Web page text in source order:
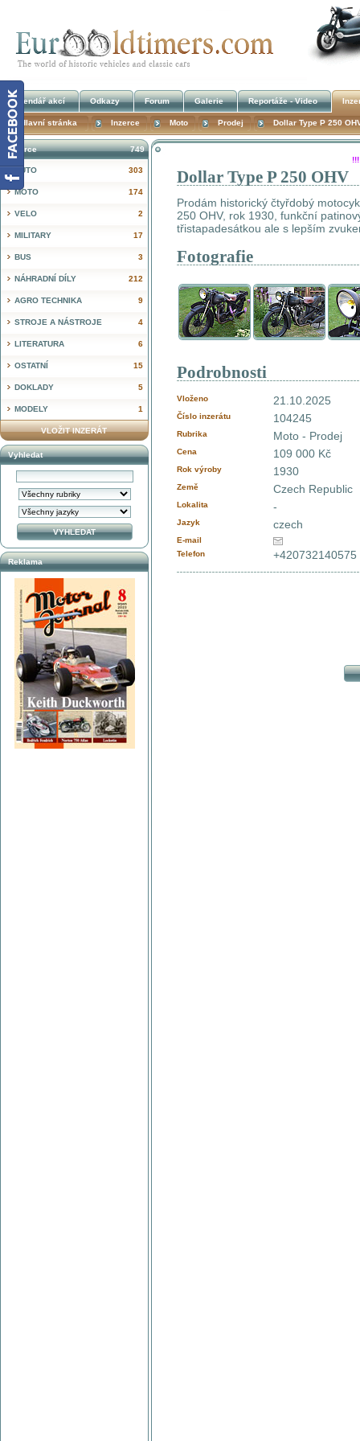
Dollar Type P 250 OHV
Prodám historický čtyřdobý
250 OHV, rok 1930, funkční
třistapadesátkou ale s lepším
Fotografie
Podrobnosti
Vloženo 21.10.2025
Číslo inzerátu 104245
Rubrika Moto - Prodej
Cena 109 000 Kč
Rok výroby 1930
Země Czech Republic
Lokalita -
Jazyk czech
E-mail
Telefon
+420732140575
749
Inzerce
303
AUTO
174
MOTO
2
VELO
17
MILITARY
3
BUS
212
NÁHRADNÍ DÍLY
9
AGRO TECHNIKA
4
STROJE A NÁSTROJE
6
LITERATURA
15
OSTATNÍ
5
DOKLADY
1
MODELY
VLOŽIT INZERÁT
Vyhledat
Reklama
Kalendář akcí Odkazy Forum Galerie Reportáže - Video
Hlavní stránka Inzerce Moto Prodej Dollar Type P 250